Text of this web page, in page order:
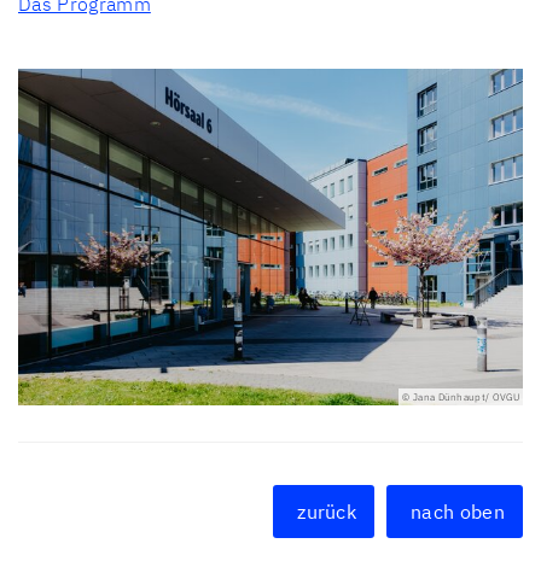
© Jana Dünhaupt/ OVGU
zurück nach oben